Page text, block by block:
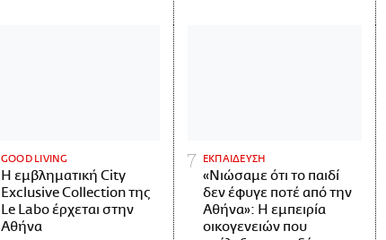
GOOD LIVING
Η εμβληματική City
Exclusive Collection της
Le Labo έρχεται στην
Αθήνα
ΕΚΠΑΙΔΕΥΣΗ
«Νιώσαμε ότι το παιδί
δεν έφυγε ποτέ από την
Αθήνα»: Η εμπειρία
οικογενειών που